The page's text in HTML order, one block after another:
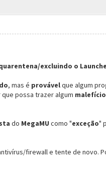
excluindo o
, mas é provávelque algum
possa trazer algum malefício
do MegaMU como "exceção"
firewall e tente de novo.